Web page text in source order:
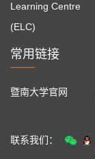
Learning Centre
(ELC)
常用链接
暨南大学官网
联系我们：